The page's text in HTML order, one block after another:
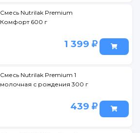
Смесь Nutrilak Premium
Комфорт 600 г
1 399
Смесь Nutrilak Premium 1
молочная с рождения 300 г
439